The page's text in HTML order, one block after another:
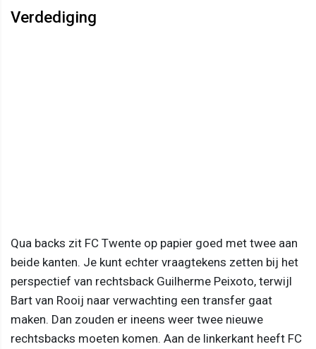
Verdediging
Qua backs zit FC Twente op papier goed met twee aan
beide kanten. Je kunt echter vraagtekens zetten bij het
perspectief van rechtsback Guilherme Peixoto, terwijl
Bart van Rooij naar verwachting een transfer gaat
maken. Dan zouden er ineens weer twee nieuwe
rechtsbacks moeten komen. Aan de linkerkant heeft FC